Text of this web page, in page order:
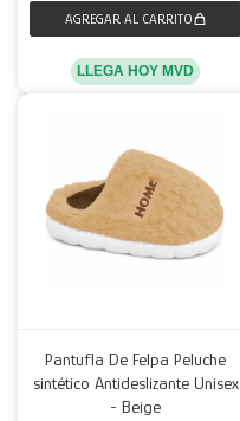
LLEGA HOY MVD
Pantufla De Felpa Peluche
sintético Antideslizante Unisex
- Beige